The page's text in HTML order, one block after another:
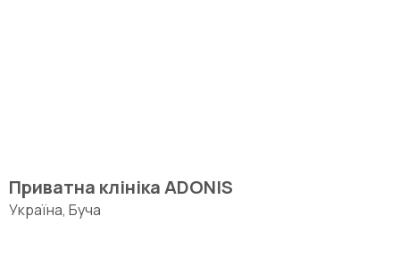
Приватна клініка ADONIS
Україна, Буча